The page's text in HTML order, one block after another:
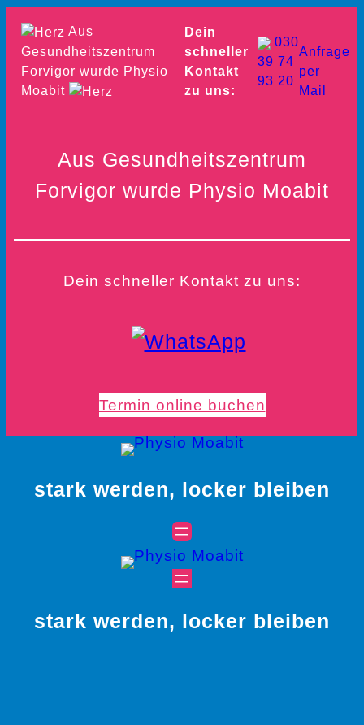
Inhalt
springen
Aus
Gesundheitszentrum
Forvigor wurde Physio
Moabit
Dein
schneller
Kontakt
zu uns:
030
39 74
93 20
Anfrage
per
Mail
Aus Gesundheitszentrum
Forvigor wurde Physio Moabit
Dein schneller Kontakt zu uns:
Termin online buchen
stark werden, locker bleiben
stark werden, locker bleiben